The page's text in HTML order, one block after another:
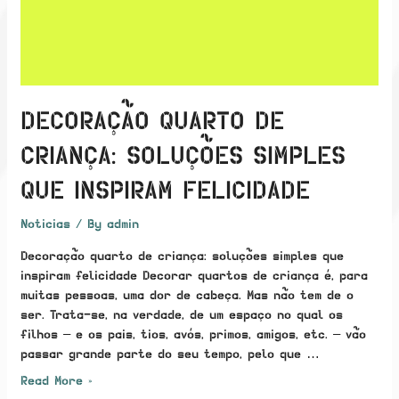
DECORAÇÃO QUARTO DE
CRIANÇA: SOLUÇÕES SIMPLES
QUE INSPIRAM FELICIDADE
Noticias / Byadmin
Decoração quarto de criança: soluções simples que
inspiram felicidade Decorar quartos de criança é, para
muitas pessoas, uma dor de cabeça. Mas não tem de o
ser. Trata-se, na verdade, de um espaço no qual os
filhos – e os pais, tios, avós, primos, amigos, etc. – vão
passar grande parte do seu tempo, pelo que …
Decoração
Read More »